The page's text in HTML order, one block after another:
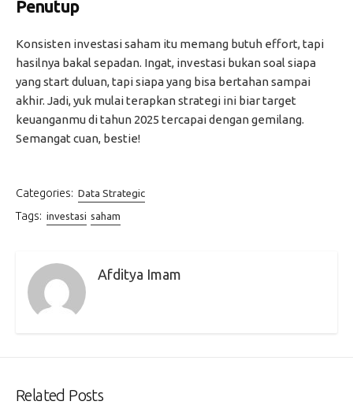
Penutup
Konsisten investasi saham itu memang butuh effort, tapi
hasilnya bakal sepadan. Ingat, investasi bukan soal siapa
yang start duluan, tapi siapa yang bisa bertahan sampai
akhir. Jadi, yuk mulai terapkan strategi ini biar target
keuanganmu di tahun 2025 tercapai dengan gemilang.
Semangat cuan, bestie!
Categories: Data Strategic
Tags: investasi saham
Afditya Imam
Related Posts